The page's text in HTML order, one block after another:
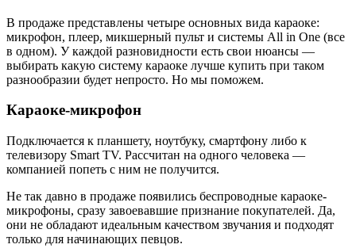
В продаже представлены четыре основных вида караоке:
микрофон, плеер, микшерный пульт и системы All in One (все
в одном). У каждой разновидности есть свои нюансы —
выбирать какую систему караоке лучше купить при таком
разнообразии будет непросто. Но мы поможем.
Караоке-микрофон
Подключается к планшету, ноутбуку, смартфону либо к
телевизору Smart TV. Рассчитан на одного человека —
компанией попеть с ним не получится.
Не так давно в продаже появились беспроводные караоке-
микрофоны, сразу завоевавшие признание покупателей. Да,
они не обладают идеальным качеством звучания и подходят
только для начинающих певцов.